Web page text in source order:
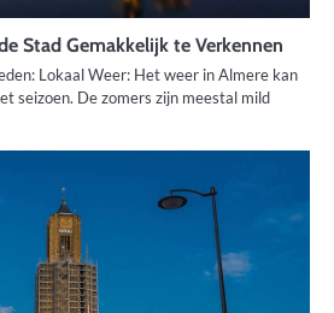
Stad Gemakkelijk te Verkennen
Lokaal Weer: Het weer in Almere kan
seizoen. De zomers zijn meestal mild